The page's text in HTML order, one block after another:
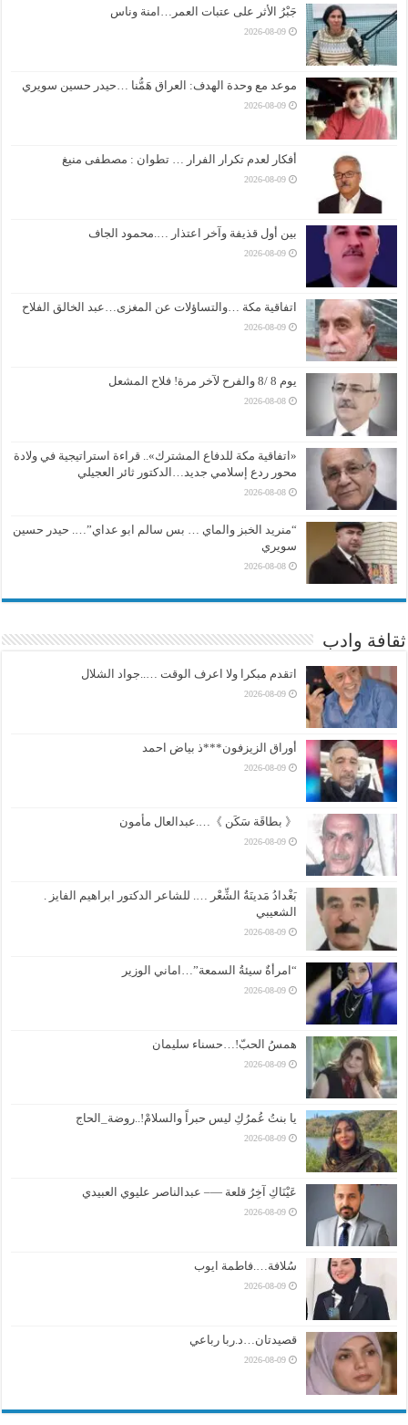
جَبْرُ الأثر على عتبات العمر…امنة وناس
2026-08-09
موعد مع وحدة الهدف: العراق هَمُّنا …حيدر حسين سويري
2026-08-09
أفكار لعدم تكرار الفرار … تطوان : مصطفى منيغ
2026-08-09
بين أول قذيفة وآخر اعتذار ….محمود الجاف
2026-08-09
اتفاقية مكة …والتساؤلات عن المغزى…عبد الخالق الفلاح
2026-08-09
يوم 8 /8 والفرح لآخر مرة! فلاح المشعل
2026-08-08
«اتفاقية مكة للدفاع المشترك».. قراءة استراتيجية في ولادة
محور ردع إسلامي جديد…الدكتور ثائر العجيلي
2026-08-08
“منريد الخبز والماي … بس سالم ابو عداي”…. حيدر حسين
سويري
2026-08-08
ثقافة وادب
اتقدم مبكرا ولا اعرف الوقت …..جواد الشلال
2026-08-09
أوراق الزيزفون***ذ بياض احمد
2026-08-09
《 بطاقَة سَكَن 》….عبدالعال مأمون
2026-08-09
بَغْدادُ مَدينَةُ الشِّعْر …. للشاعر الدكتور ابراهيم الفايز .
الشعيبي
2026-08-09
“امرأةٌ سيئةُ السمعة”…اماني الوزير
2026-08-09
همسُ الحبّ!…حسناء سليمان
2026-08-09
يا بنتُ عُمرُكِ ليس حبراً والسلامْ!..روضة_الحاج
2026-08-09
عَيْنَاكِ آخِرُ قلعة —– عبدالناصر عليوي العبيدي
2026-08-09
سُلافة….فاطمة ايوب
2026-08-09
قصيدتان…د.ربا رباعي
2026-08-09